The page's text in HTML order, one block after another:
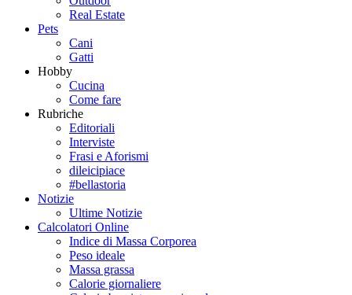
Real Estate
Pets
Cani
Gatti
Hobby
Cucina
Come fare
Rubriche
Editoriali
Interviste
Frasi e Aforismi
dileicipiace
#bellastoria
Notizie
Ultime Notizie
Calcolatori Online
Indice di Massa Corporea
Peso ideale
Massa grassa
Calorie giornaliere